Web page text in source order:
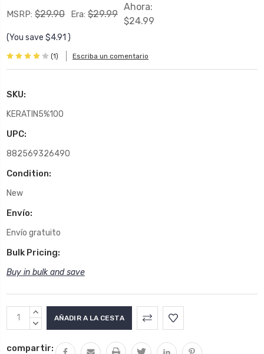
MSRP: $29.90 Era: $29.99
Ahora:
$24.99
(You save $4.91 )
(1) Escriba un comentario
SKU:
KERATIN5%100
UPC:
882569326490
Condition:
New
Envío:
Envío gratuito
Bulk Pricing:
Buy in bulk and save
Stock
actual:
AUMENTAR
LA
DISMINUIR
CANTIDAD:
compartir: